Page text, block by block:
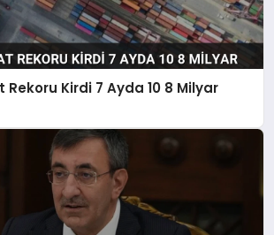
Kirdi 7 Ayda 10 8 Milyar